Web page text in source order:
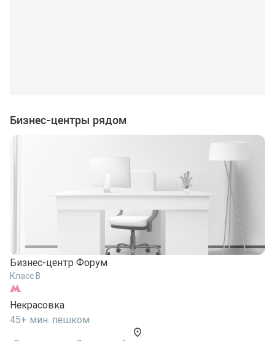
Бизнес-центры рядом
Бизнес-центр Форум
Класс B
Некрасовка
45+ мин. пешком